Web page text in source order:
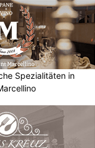
Spezialitäten in